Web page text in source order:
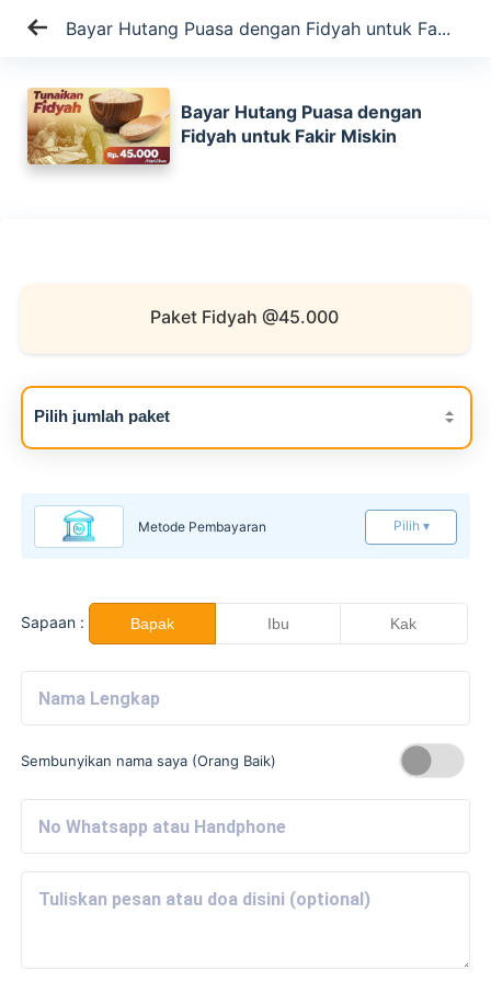
Bayar Hutang Puasa dengan Fidyah untuk Fa...
Bayar Hutang Puasa dengan
Fidyah untuk Fakir Miskin
Paket Fidyah @45.000
Metode Pembayaran Pilih ▾
Sapaan : Bapak Ibu Kak
Sembunyikan nama saya (Orang Baik)